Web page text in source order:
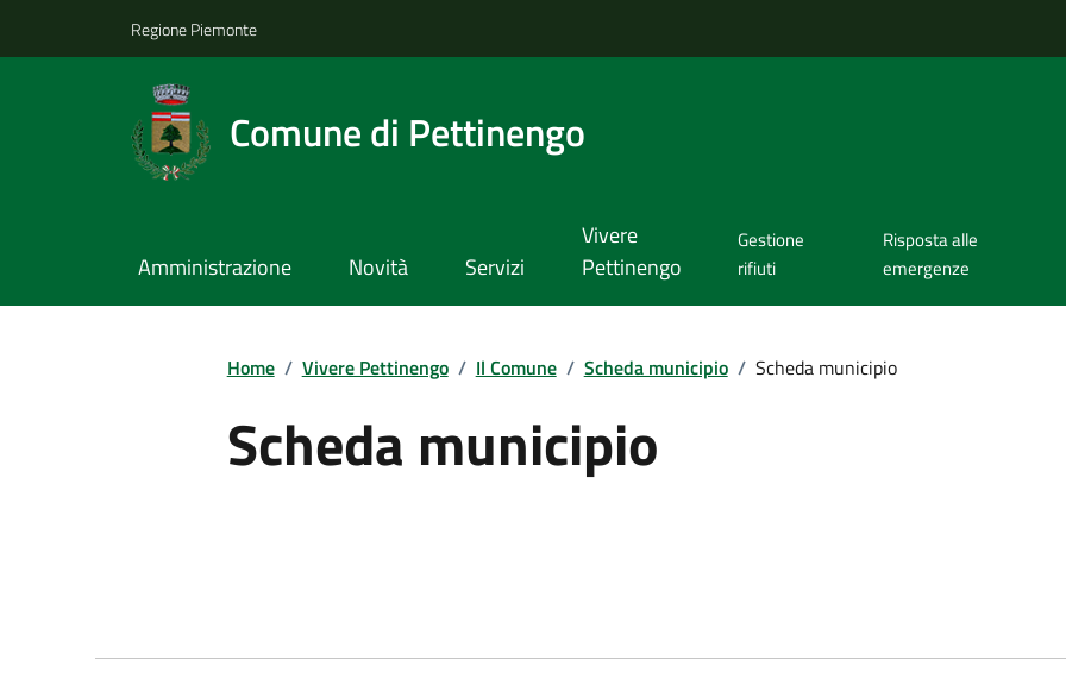
Regione Piemonte
Comune di Pettinengo
Amministrazione Novità Servizi
Vivere
Pettinengo
Gestione
rifiuti
Risposta alle
emergenze
Home / Vivere Pettinengo / Il Comune / Scheda municipio / Scheda municipio
Scheda municipio